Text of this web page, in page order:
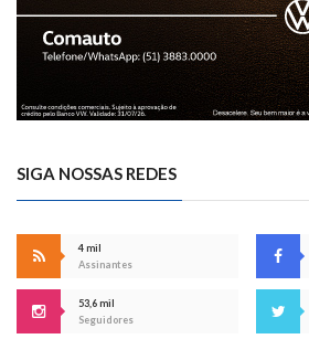
SIGA NOSSAS REDES
4 mil
Assinantes
53,6 mil
Seguidores